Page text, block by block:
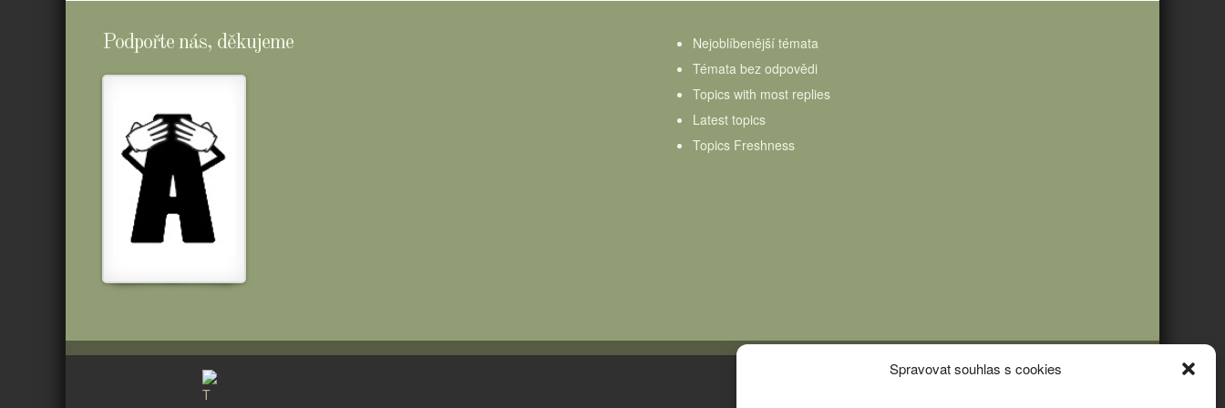
Spravovat souhlas s cookies
Podpořte nás, děkujeme
Nejoblíbenější témata
Témata bez odpovědi
Topics with most replies
Latest topics
Topics Freshness